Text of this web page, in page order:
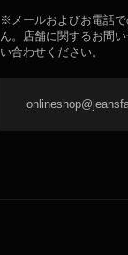
※メールおよびお電話
ん。店舗に関するお問
い合わせください。